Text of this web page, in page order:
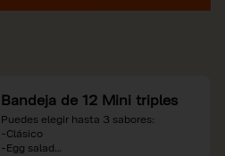
Bandeja de 12 Mini triples
Puedes elegir hasta 3 sabores:
-Clásico
-Egg salad